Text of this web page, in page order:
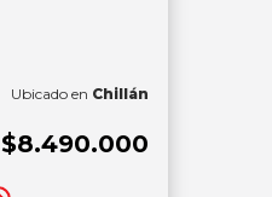
Ubicado en Chillán
$8.490.000